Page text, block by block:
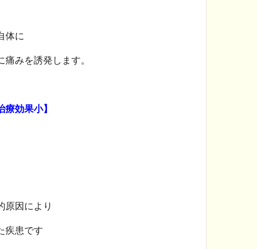
体に
みを誘発します。
療効果小】
原因により
疾患です